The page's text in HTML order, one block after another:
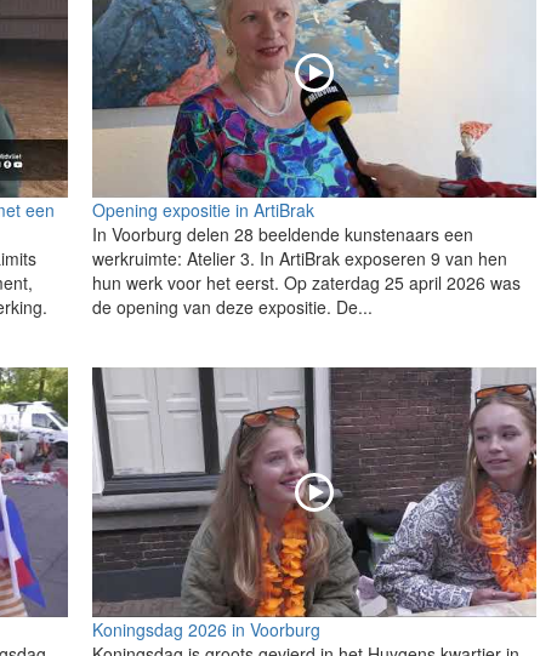
een
Opening expositie in ArtiBrak
In Voorburg delen 28 beeldende kunstenaars een
werkruimte: Atelier 3. In ArtiBrak exposeren 9 van hen
hun werk voor het eerst. Op zaterdag 25 april 2026 was
de opening van deze expositie. De...
Koningsdag 2026 in Voorburg